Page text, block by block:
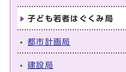
子ども若者はぐくみ局
都市計画局
建設局